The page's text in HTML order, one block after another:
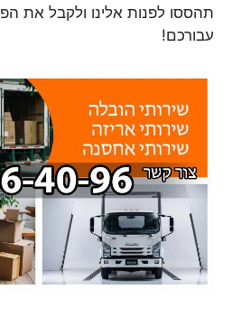
תהססו לפנות אלינו ולקבל את
עבורכם!